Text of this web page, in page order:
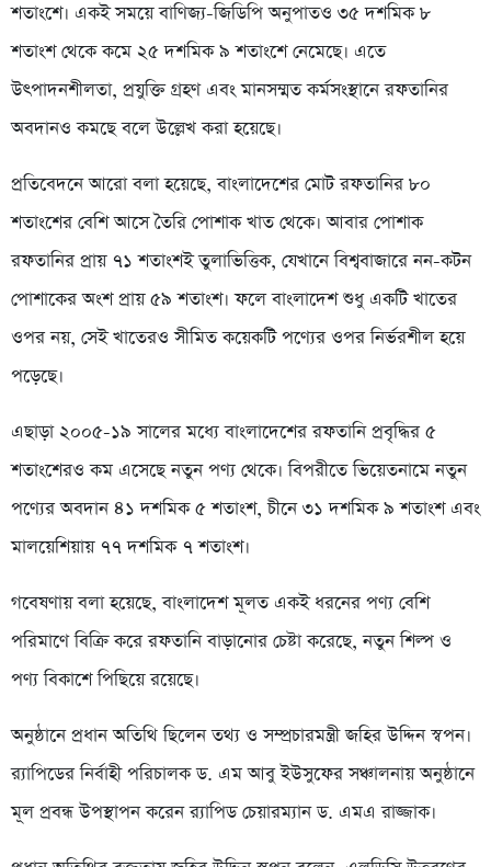
শতাংশে। একই সময়ে বাণিজ্য-জিডিপি অনুপাতও ৩৫ দশমিক ৮
শতাংশ থেকে কমে ২৫ দশমিক ৯ শতাংশে নেমেছে। এতে
উৎপাদনশীলতা, প্রযুক্তি গ্রহণ এবং মানসম্মত কর্মসংস্থানে রফতানির
অবদানও কমছে বলে উল্লেখ করা হয়েছে।
প্রতিবেদনে আরো বলা হয়েছে, বাংলাদেশের মোট রফতানির ৮০
শতাংশের বেশি আসে তৈরি পোশাক খাত থেকে। আবার পোশাক
রফতানির প্রায় ৭১ শতাংশই তুলাভিত্তিক, যেখানে বিশ্ববাজারে নন-কটন
পোশাকের অংশ প্রায় ৫৯ শতাংশ। ফলে বাংলাদেশ শুধু একটি খাতের
ওপর নয়, সেই খাতেরও সীমিত কয়েকটি পণ্যের ওপর নির্ভরশীল হয়ে
পড়েছে।
এছাড়া ২০০৫-১৯ সালের মধ্যে বাংলাদেশের রফতানি প্রবৃদ্ধির ৫
শতাংশেরও কম এসেছে নতুন পণ্য থেকে। বিপরীতে ভিয়েতনামে নতুন
পণ্যের অবদান ৪১ দশমিক ৫ শতাংশ, চীনে ৩১ দশমিক ৯ শতাংশ এবং
মালয়েশিয়ায় ৭৭ দশমিক ৭ শতাংশ।
গবেষণায় বলা হয়েছে, বাংলাদেশ মূলত একই ধরনের পণ্য বেশি
পরিমাণে বিক্রি করে রফতানি বাড়ানোর চেষ্টা করেছে, নতুন শিল্প ও
পণ্য বিকাশে পিছিয়ে রয়েছে।
অনুষ্ঠানে প্রধান অতিথি ছিলেন তথ্য ও সম্প্রচারমন্ত্রী জহির উদ্দিন স্বপন।
র‍্যাপিডের নির্বাহী পরিচালক ড. এম আবু ইউসুফের সঞ্চালনায় অনুষ্ঠানে
মূল প্রবন্ধ উপস্থাপন করেন র‍্যাপিড চেয়ারম্যান ড. এমএ রাজ্জাক।